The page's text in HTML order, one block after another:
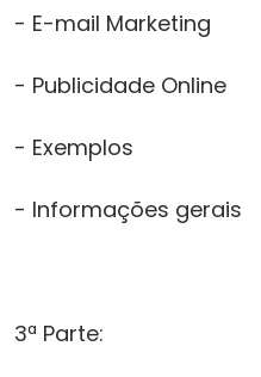
- E-mail Marketing
- Publicidade Online
- Exemplos
- Informações gerais
3ª Parte: